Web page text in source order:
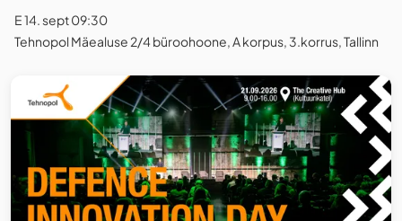
E 14. sept 09:30
Tehnopol Mäealuse 2/4 büroohoone, A korpus, 3.korrus, Tallinn